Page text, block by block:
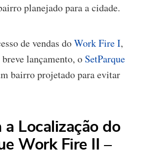
planejado para a cidade.
de vendas doWork Fire I,
lançamento, o SetParque
bairro projetado para evitar
a Localização do
Work Fire II –